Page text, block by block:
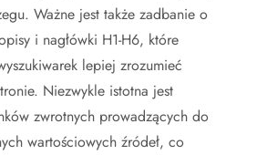
Ważne jest także zadbanie o
i nagłówki H1-H6, które
lepiej zrozumieć
Niezwykle istotna jest
zwrotnych prowadzących do
wartościowych źródeł, co